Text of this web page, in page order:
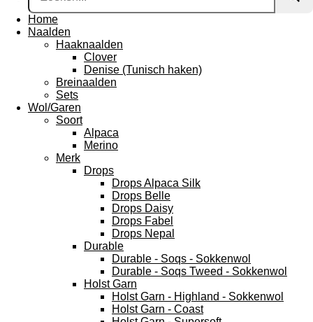
Home
Naalden
Haaknaalden
Clover
Denise (Tunisch haken)
Breinaalden
Sets
Wol/Garen
Soort
Alpaca
Merino
Merk
Drops
Drops Alpaca Silk
Drops Belle
Drops Daisy
Drops Fabel
Drops Nepal
Durable
Durable - Soqs - Sokkenwol
Durable - Soqs Tweed - Sokkenwol
Holst Garn
Holst Garn - Highland - Sokkenwol
Holst Garn - Coast